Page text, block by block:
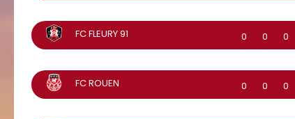
FC FLEURY 91 0 0 0
FC ROUEN 0 0 0